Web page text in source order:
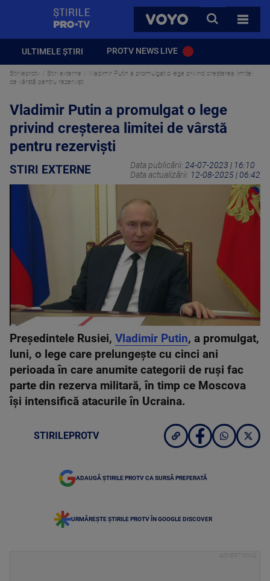
VOYO
CAUTA
TOATE
ULTIMELE ȘTIRI PROTV NEWS LIVE
Stirileprotv Stiri externe
Vladimir Putin a promulgat o lege privind creșterea limitei
de vârstă pentru rezerviști
Vladimir Putin a promulgat o lege
privind creșterea limitei de vârstă
pentru rezerviști
STIRI EXTERNE Data publicării: 24-07-2023 | 16:10
Data actualizării: 12-08-2025 | 06:42
Preşedintele Rusiei, Vladimir Putin, a promulgat,
luni, o lege care prelungeşte cu cinci ani
perioada în care anumite categorii de ruşi fac
parte din rezerva militară, în timp ce Moscova
îşi intensifică atacurile în Ucraina.
STIRILEPROTV
ADAUGĂ ȘTIRILE PROTV CA SURSĂ PREFERATĂ
URMĂREȘTE ȘTIRILE PROTV ÎN GOOGLE DISCOVER